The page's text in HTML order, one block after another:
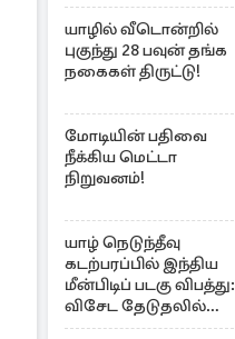
யாழில் வீடொன்றில்
புகுந்து 28 பவுன் தங்க
நகைகள் திருட்டு!
மோடியின் பதிவை
நீக்கிய மெட்டா
நிறுவனம்!
யாழ் நெடுந்தீவு
கடற்பரப்பில் இந்திய
மீன்பிடிப் படகு விபத்து:
விசேட தேடுதலில்
இலங்கை கடற்படை